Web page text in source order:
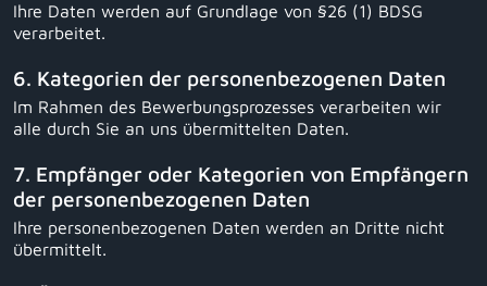
Ihre Daten werden auf Grundlage von §26 (1) BDSG
verarbeitet.
6. Kategorien der personenbezogenen Daten
Im Rahmen des Bewerbungsprozesses verarbeiten wir
alle durch Sie an uns übermittelten Daten.
7. Empfänger oder Kategorien von Empfängern
der personenbezogenen Daten
Ihre personenbezogenen Daten werden an Dritte nicht
übermittelt.